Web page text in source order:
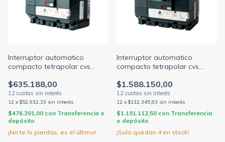
Interruptor automatico
compacto tetrapolar cvs
112-160a (SCHNEIDER M.G)
$635.188,00
12 x $52.932,33 sin interés
$476.391,00 con Transferencia o
depósito
¡No te lo pierdas, es el último!
Interruptor automatico
compacto tetrapolar cvs
140-200a (SCHNEIDER M.G)
$1.588.150,00
12 x $132.345,83 sin interés
$1.191.112,50 con Transferencia
o depósito
¡Solo quedan 4en stock!